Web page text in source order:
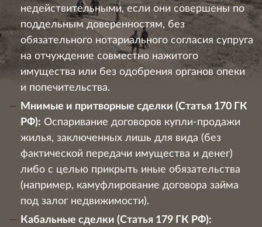
недействительными, если они совершены по
поддельным доверенностям, без
обязательного нотариального согласия супруга
на отчуждение совместно нажитого
имущества или без одобрения органов опеки
и попечительства.
Мнимые и притворные сделки (Статья 170 ГК
РФ): Оспаривание договоров купли-продажи
жилья, заключенных лишь для вида (без
фактической передачи имущества и денег)
либо с целью прикрыть иные обязательства
(например, камуфлирование договора займа
под залог недвижимости).
Кабальные сделки (Статья 179 ГК РФ):